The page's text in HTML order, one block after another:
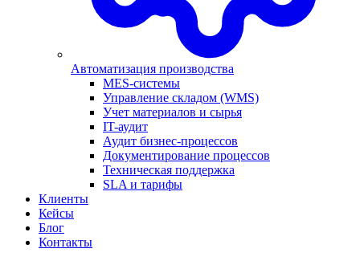
Автоматизация производства
MES-системы
Управление складом (WMS)
Учет материалов и сырья
IT-аудит
Аудит бизнес-процессов
Документирование процессов
Техническая поддержка
SLA и тарифы
Клиенты
Кейсы
Блог
Контакты